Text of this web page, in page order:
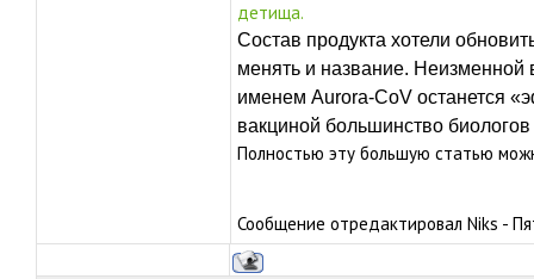
детища.
Состав продукта хотели
менять и название. Неизменной
именем Aurora-CoV останется
вакциной большинство
Полностью эту большую статью
Сообщение отредактировал Niks -